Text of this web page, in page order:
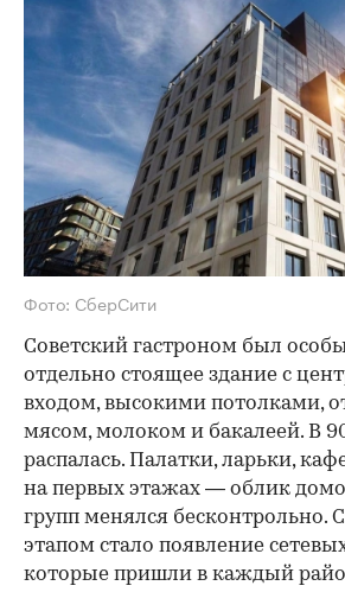
Фото: СберСити
Советский гастроном был
отдельно стоящее здание с
входом, высокими потолками,
мясом, молоком и бакалеей. В
распалась. Палатки, ларьки,
на первых этажах — облик
групп менялся бесконтрольно.
этапом стало появление
которые пришли в каждый